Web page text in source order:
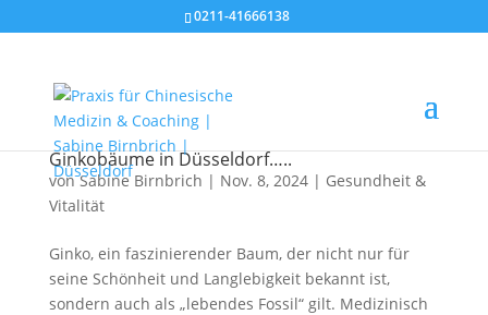
0211-41666138
Ginkobäume in Düsseldorf…..
vonSabine Birnbrich | Nov. 8, 2024| Gesundheit &
Vitalität
Ginko, ein faszinierender Baum, der nicht nur für
seine Schönheit und Langlebigkeit bekannt ist,
sondern auch als „lebendes Fossil“ gilt. Medizinisch